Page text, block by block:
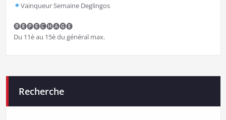
Vainqueur Semaine Deglingos
🅡🅔🅟🅔🅒🅗🅐🅖🅔
Du 11è au 15è du général max.
Recherche